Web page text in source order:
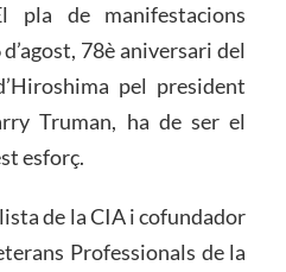
pla de manifestacions
78è aniversari del
pel president
Truman, ha de ser el
esforç.
de la CIA i cofundador
Professionals de la